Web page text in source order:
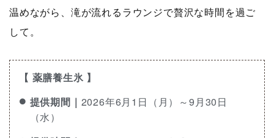
温めながら、滝が流れるラウンジで贅沢な時間を過ご
して。
【 薬膳養生氷 】
提供期間｜ 2026年6月1日（月）～9月30日
（水）